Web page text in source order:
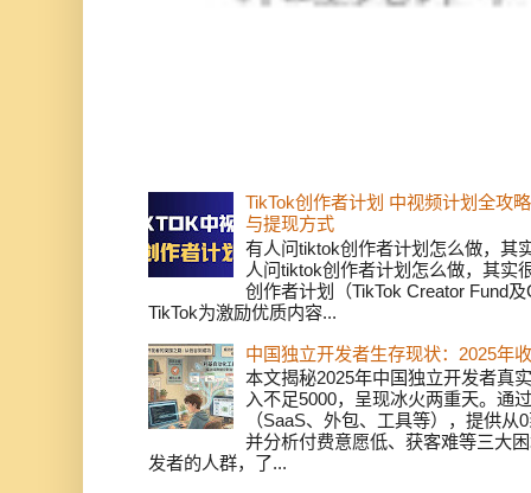
TikTok创作者计划 中视频计划全攻
与提现方式
有人问tiktok创作者计划怎么做，其
人问tiktok创作者计划怎么做，其实
创作者计划（TikTok Creator Fund
TikTok为激励优质内容...
中国独立开发者生存现状：2025年
本文揭秘2025年中国独立开发者真
入不足5000，呈现冰火两重天。通
（SaaS、外包、工具等），提供
并分析付费意愿低、获客难等三大
发者的人群，了...